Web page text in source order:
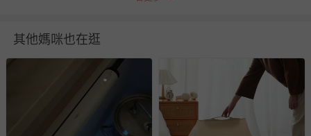
並非試用期，您所退回的商品必須是未經使用的全新狀態，
如需退換貨，請於收到商品7天（含例假日內提出），如為
瑕疵退換貨所產生的運費，將由媽咪愛負責處理，若非瑕疵
退貨，您可至『查詢訂單』>『已出貨』中查詢該筆訂單，
其他媽咪也在逛